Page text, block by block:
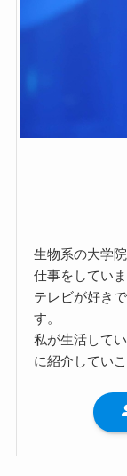
生物系の大学
仕事をしていま
テレビが好き
す。
私が生活して
に紹介してい